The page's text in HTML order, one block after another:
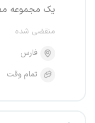
یک مجموعه
منقضی شده
فارس
تمام وقت